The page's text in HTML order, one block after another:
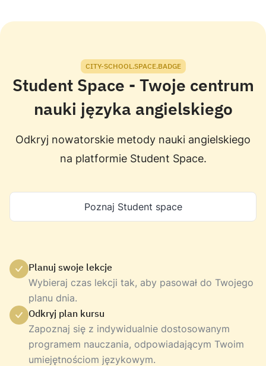
CITY-SCHOOL.SPACE.BADGE
Student Space - Twoje centrum
nauki języka angielskiego
Odkryj nowatorskie metody nauki angielskiego
na platformie Student Space.
Poznaj Student space
Planuj swoje lekcje
Wybieraj czas lekcji tak, aby pasował do Twojego
planu dnia.
Odkryj plan kursu
Zapoznaj się z indywidualnie dostosowanym
programem nauczania, odpowiadającym Twoim
umiejętnościom językowym.